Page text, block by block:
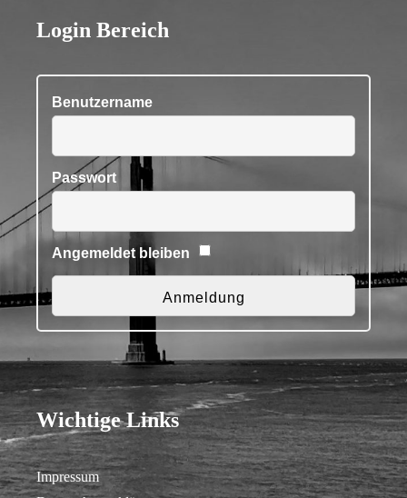
Login Bereich
Benutzername
Passwort
Angemeldet bleiben
Wichtige Links
Impressum